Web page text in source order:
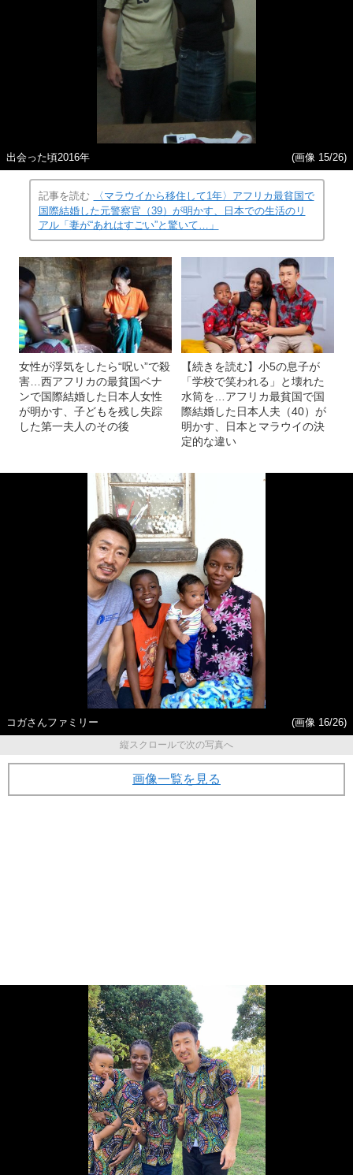
出会った頃2016年 (画像 15/26)
記事を読む
〈マラウイから移住して1年〉アフリカ最貧国で
国際結婚した元警察官（39）が明かす、日本での生活のリ
アル「妻が“あれはすごい”と驚いて…」
女性が浮気をしたら“呪い”で殺
害…西アフリカの最貧国ベナ
ンで国際結婚した日本人女性
が明かす、子どもを残し失踪
した第一夫人のその後
【続きを読む】小5の息子が
「学校で笑われる」と壊れた
水筒を…アフリカ最貧国で国
際結婚した日本人夫（40）が
明かす、日本とマラウイの決
定的な違い
コガさんファミリー
(画像 16/26)
縦スクロールで次の写真へ
画像一覧を見る